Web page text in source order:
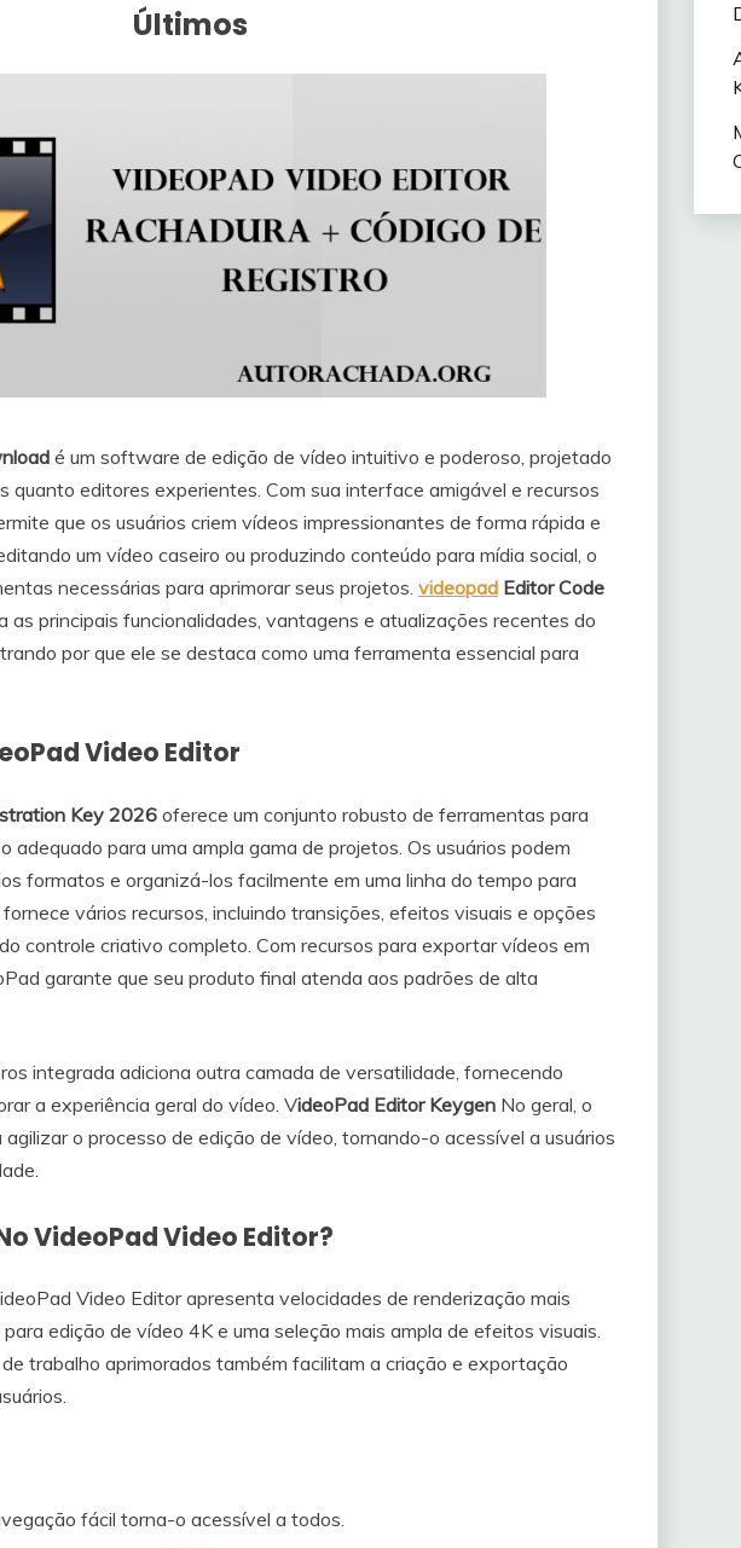
Últimos
é um software de edição de vídeo intuitivo e poderoso, projetado
quanto editores experientes. Com sua interface amigável e recursos
que os usuários criem vídeos impressionantes de forma rápida e
um vídeo caseiro ou produzindo conteúdo para mídia social, o
necessárias para aprimorar seus projetos. videopad Editor Code
principais funcionalidades, vantagens e atualizações recentes do
por que ele se destaca como uma ferramenta essencial para
Video Editor
Key 2026 oferece um conjunto robusto de ferramentas para
adequado para uma ampla gama de projetos. Os usuários podem
formatos e organizá-los facilmente em uma linha do tempo para
vários recursos, incluindo transições, efeitos visuais e opções
controle criativo completo. Com recursos para exportar vídeos em
garante que seu produto final atenda aos padrões de alta
integrada adiciona outra camada de versatilidade, fornecendo
a experiência geral do vídeo. VideoPad Editor Keygen No geral, o
o processo de edição de vídeo, tornando-o acessível a usuários
VideoPad Video Editor?
Video Editor apresenta velocidades de renderização mais
edição de vídeo 4K e uma seleção mais ampla de efeitos visuais.
trabalho aprimorados também facilitam a criação e exportação
fácil torna-o acessível a todos.